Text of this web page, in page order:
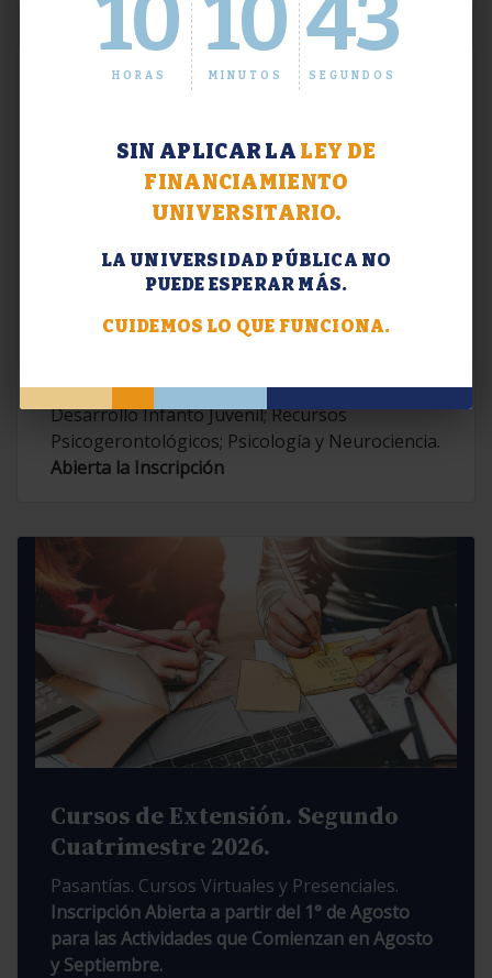
10
HORAS
10
MINUTOS
44
SEGUNDOS
SIN APLICAR LA LEY DE
FINANCIAMIENTO
UNIVERSITARIO.
LA UNIVERSIDAD PÚBLICA NO
PUEDE ESPERAR MÁS.
CUIDEMOS LO QUE FUNCIONA.
Extensión. Diplomaturas 2026.
Contemporáneas; Problemáticas en el
Desarrollo Infanto Juvenil; Recursos
Psicogerontológicos; Psicología y Neurociencia.
Abierta la Inscripción
Cursos de Extensión. Segundo
Cuatrimestre 2026.
Pasantías. Cursos Virtuales y Presenciales.
Inscripción Abierta a partir del 1° de Agosto
para las Actividades que Comienzan en Agosto
y Septiembre.